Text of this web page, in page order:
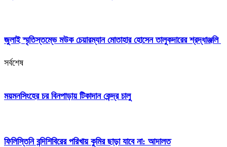
জুলাই স্মৃতিস্তম্ভে মউক চেয়ারম্যান মোতাহার হোসেন তালুকদারের শ্রদ্ধাঞ্জলি
সর্বশেষ
ময়মনসিংহের চর বিনপাড়ায় টিকাদান কেন্দ্র চালু
ফিলিস্তিনি বন্দিশিবিরের পরিখায় কুমির ছাড়া যাবে না: আদালত